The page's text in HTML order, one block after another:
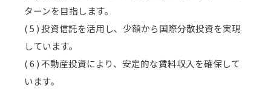
ターンを目指します。
( 5 ) 投資信託を活用し、少額から国際分散投資を実現
しています。
( 6 ) 不動産投資により、安定的な賃料収入を確保して
います。